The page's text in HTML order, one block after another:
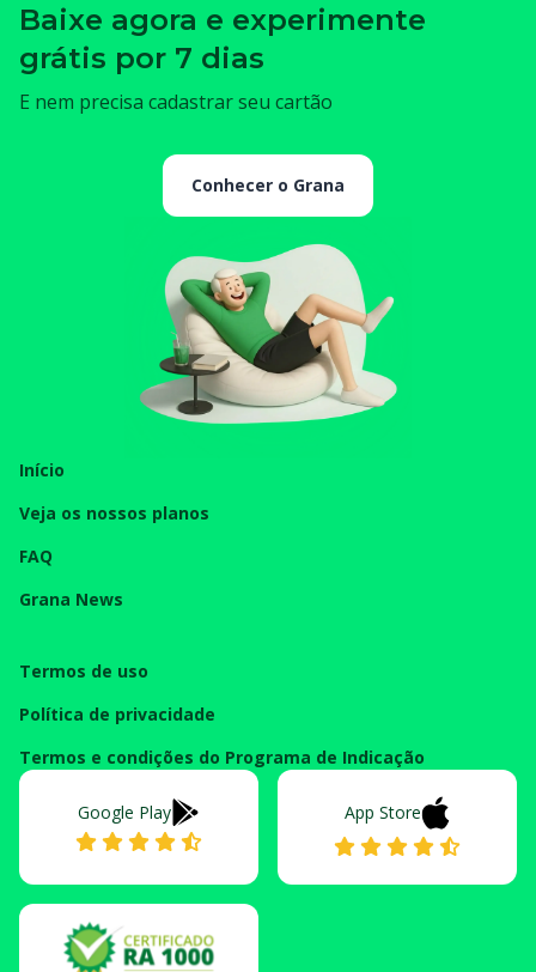
Baixe agora e experimente
grátis por 7 dias
E nem precisa cadastrar seu cartão
Conhecer o Grana
Início
Veja os nossos planos
FAQ
Grana News
Termos de uso
Política de privacidade
Termos e condições do Programa de Indicação
Google Play App Store